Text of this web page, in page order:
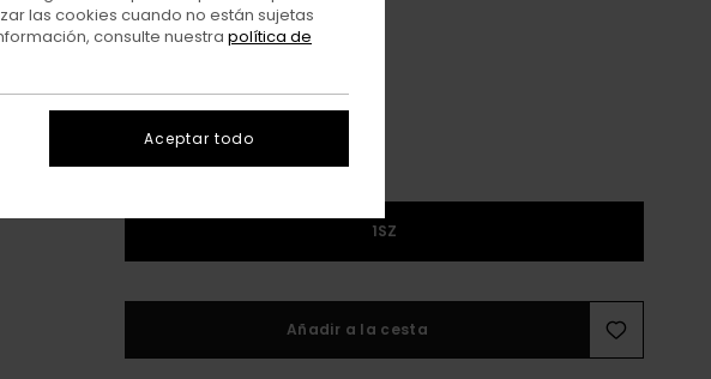
ColorStone Gray
1SZ
Añadir a la cesta
las cookies cuando no están sujetas
consulte nuestra política de
Aceptar todo